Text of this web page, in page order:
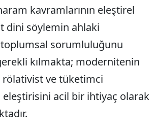
kavramlarının eleştirel
dini söylemin ahlaki
toplumsal sorumluluğunu
kılmakta; modernitenin
ve tüketimci
eleştirisini acil bir ihtiyaç olarak